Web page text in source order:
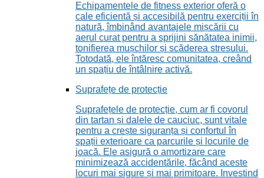
Echipamentele de fitness exterior oferă o
cale eficientă și accesibilă pentru exerciții în
natură, îmbinând avantajele mișcării cu
aerul curat pentru a sprijini sănătatea inimii,
tonifierea mușchilor și scăderea stresului.
Totodată, ele întăresc comunitatea, creând
un spațiu de întâlnire activă.
Suprafețe de protecție
Suprafețele de protecție, cum ar fi covorul
din tartan și dalele de cauciuc, sunt vitale
pentru a crește siguranța și confortul în
spații exterioare ca parcurile și locurile de
joacă. Ele asigură o amortizare care
minimizează accidentările, făcând aceste
locuri mai sigure și mai primitoare. Investind